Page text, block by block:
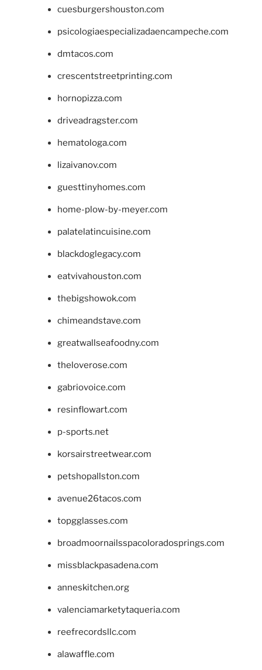
cuesburgershouston.com
psicologiaespecializadaencampeche.com
dmtacos.com
crescentstreetprinting.com
hornopizza.com
driveadragster.com
hematologa.com
lizaivanov.com
guesttinyhomes.com
home-plow-by-meyer.com
palatelatincuisine.com
blackdoglegacy.com
eatvivahouston.com
thebigshowok.com
chimeandstave.com
greatwallseafoodny.com
theloverose.com
gabriovoice.com
resinflowart.com
p-sports.net
korsairstreetwear.com
petshopallston.com
avenue26tacos.com
topgglasses.com
broadmoornailsspacoloradosprings.com
missblackpasadena.com
anneskitchen.org
valenciamarketytaqueria.com
reefrecordsllc.com
alawaffle.com